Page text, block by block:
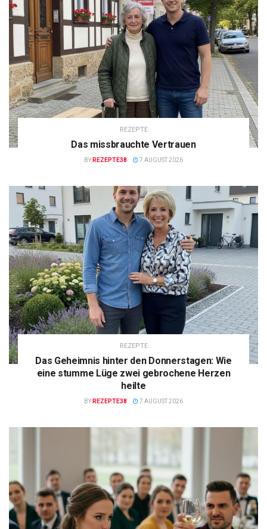
REZEPTE
Das missbrauchte Vertrauen
BY REZEPTE38 7 AUGUST 2026
REZEPTE
Das Geheimnis hinter den Donnerstagen: Wie
eine stumme Lüge zwei gebrochene Herzen
heilte
BY REZEPTE38 7 AUGUST 2026